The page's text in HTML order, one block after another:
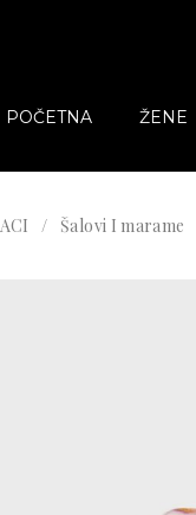
POČETNA ŽENE
Šalovi I marame